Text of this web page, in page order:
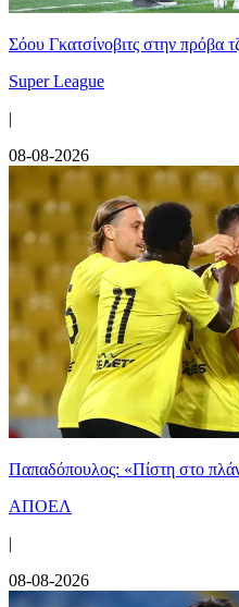
Σόου Γκατσίνοβιτς στην πρόβα
Super League
|
08-08-2026
Παπαδόπουλος: «Πίστη στο
ΑΠΟΕΛ
|
08-08-2026